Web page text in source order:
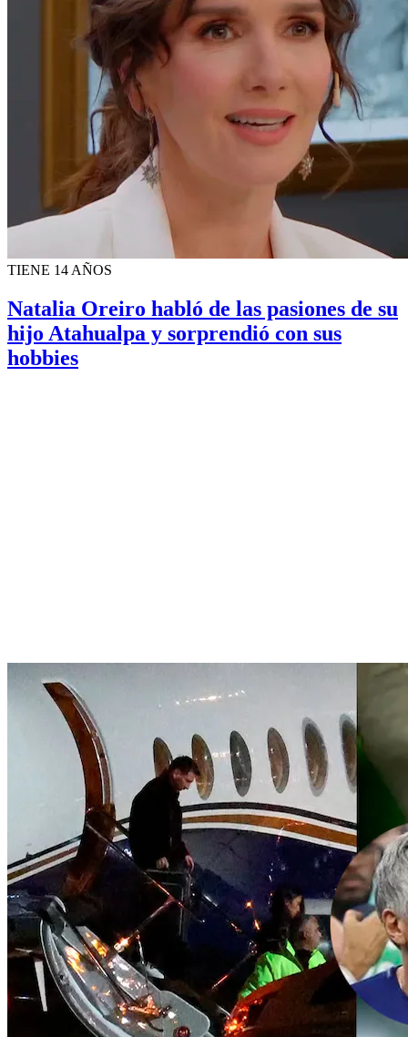
TIENE 14 AÑOS
Natalia Oreiro habló de las pasiones de su
hijo Atahualpa y sorprendió con sus
hobbies